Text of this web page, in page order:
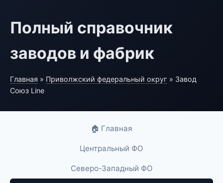
Полный справочник
заводов и фабрик
Главная » Приволжский федеральный округ » Завод
Союз Line
🏠 Главная
Центральный ФО
Северо-Западный ФО